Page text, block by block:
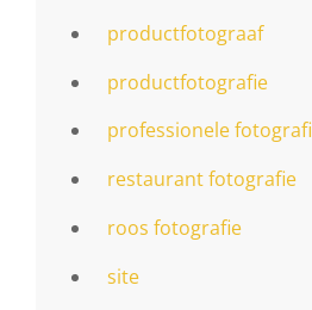
productfotograaf
productfotografie
professionele
restaurant fotografie
roos fotografie
site